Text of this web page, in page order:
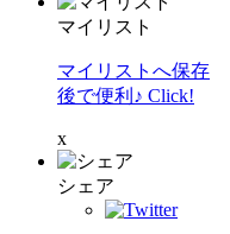
マイリスト
マイリストへ保存
後で便利♪ Click!
x
シェア